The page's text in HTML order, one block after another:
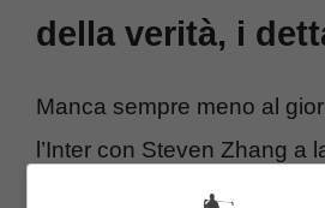
della verità, i
Manca sempre meno al
l’Inter con Steven Zhang a
risolvere questa delicata